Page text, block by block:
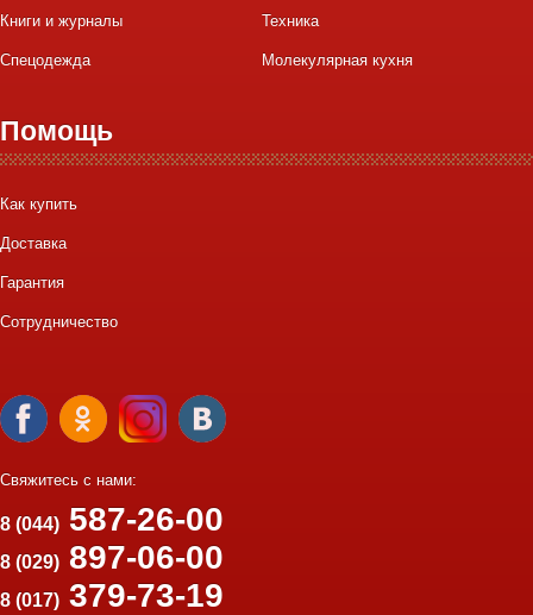
Книги и журналы Техника
Спецодежда Молекулярная кухня
Помощь
Как купить
Доставка
Гарантия
Сотрудничество
Свяжитесь с нами:
8 (044) 587-26-00
8 (029) 897-06-00
8 (017) 379-73-19